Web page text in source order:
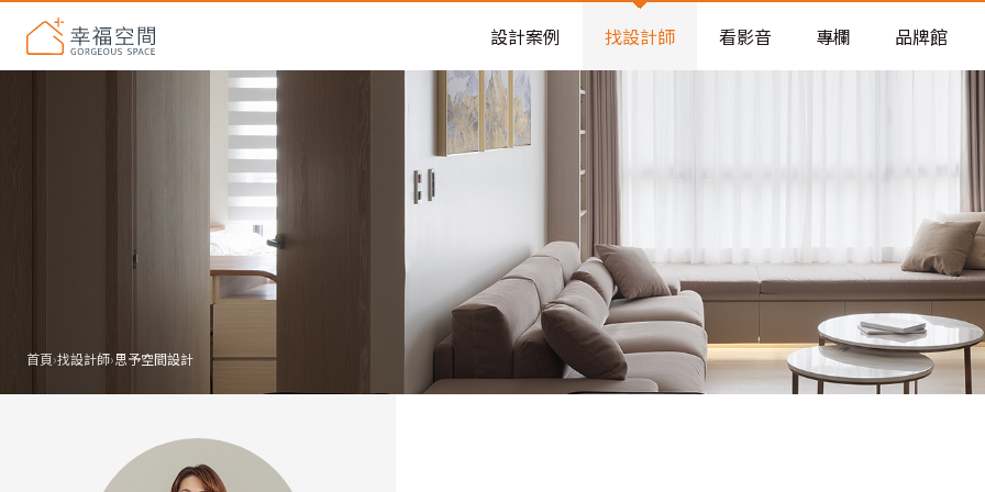
老屋預算分配與高 CP 值煥新術
設計案例 找設計師 看影音 專欄 品牌館
首頁›找設計師›思予空間設計